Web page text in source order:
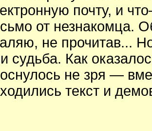
почту, и
от незнакомца.
не прочитав...
судьба. Как
не зря —
текст и